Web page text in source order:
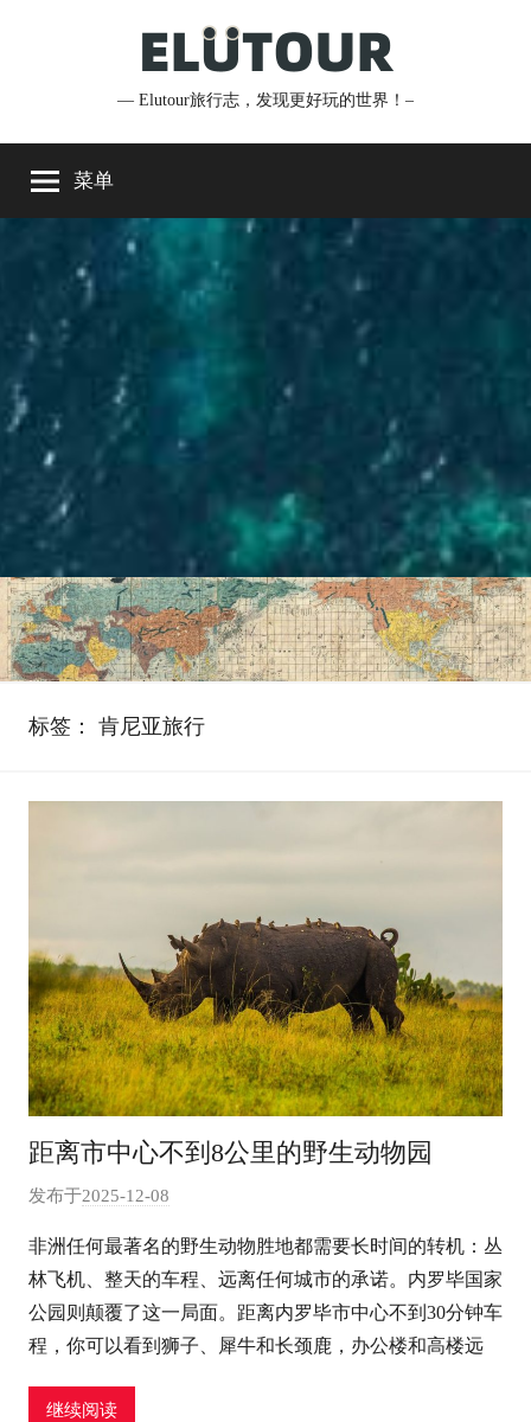
Elutour
旅
— Elutour旅行志，发现更好玩的世界！–
菜单
标签： 肯尼亚旅行
距离市中心不到8公里的野生动物园
发布于2025-12-08
e
l
u
非洲任何最著名的野生动物胜地都需要长时间的转机：丛
林飞机、整天的车程、远离任何城市的承诺。内罗毕国家
公园则颠覆了这一局面。距离内罗毕市中心不到30分钟车
程，你可以看到狮子、犀牛和长颈鹿，办公楼和高楼远
继续阅读